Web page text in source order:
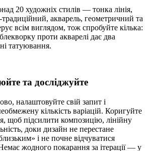
20 художніх стилів — тонка лінія,
акварель, геометричний та
всім виглядом, тож спробуйте кілька:
проти акварелі дає два
татуювання.
та досліджуйте
налаштовуйте свій запит і
кількість варіацій. Коригуйте
щоб підсилити композицію, лінійну
доки дизайн не перестане
і не почне відчуватися
жодного покарання за ітерації — у